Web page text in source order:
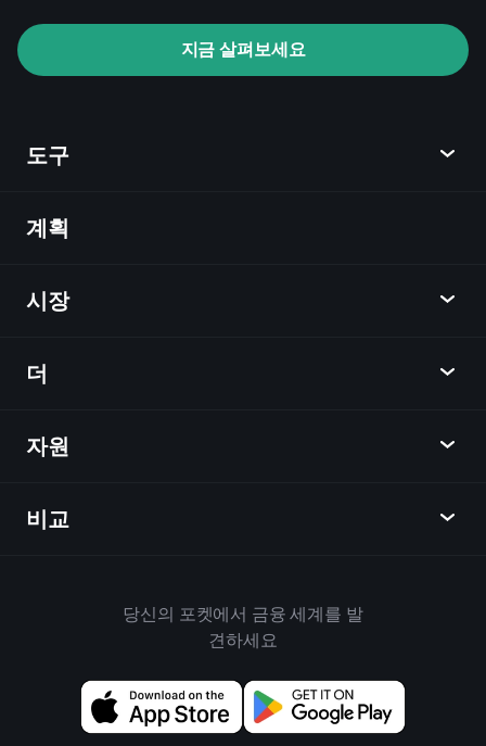
Playtrade Tournaments
자 포트폴리오
지금 살펴보세요
도구
발견
차트
뉴스
학습 허브
메신저
계획
시장
개요
외환
지수
더
제휴사가 되다
회사
Playtrade 소개
자원
도움말 센터
개인 정보 보호 정책
위험 공개
비교
Yahoo Finance
TradingView
당신의 포켓에서 금융 세계를 발
견하세요